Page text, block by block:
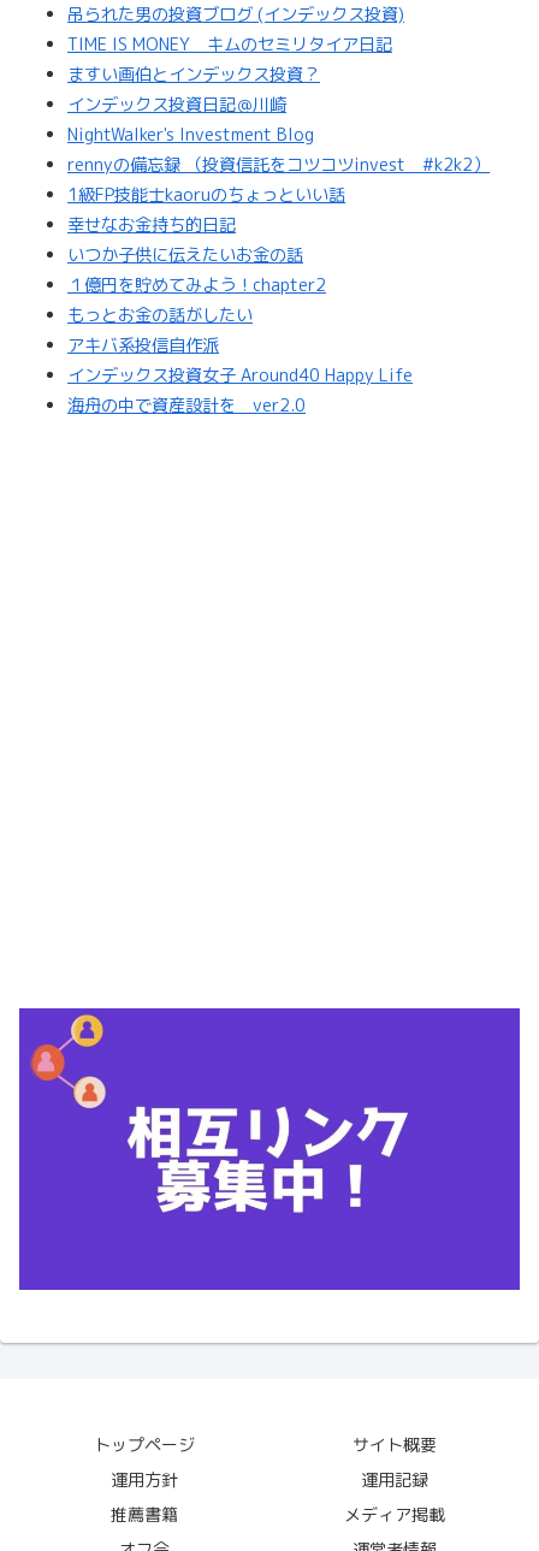
吊られた男の投資ブログ (インデックス投資)
TIME IS MONEY キムのセミリタイア日記
ますい画伯とインデックス投資？
インデックス投資日記＠川崎
NightWalker's Investment Blog
rennyの備忘録 （投資信託をコツコツinvest #k2k2）
1級FP技能士kaoruのちょっといい話
幸せなお金持ち的日記
いつか子供に伝えたいお金の話
１億円を貯めてみよう！chapter2
もっとお金の話がしたい
アキバ系投信自作派
インデックス投資女子 Around40 Happy Life
海舟の中で資産設計を ver2.0
トップページ
サイト概要
運用方針
運用記録
推薦書籍
メディア掲載